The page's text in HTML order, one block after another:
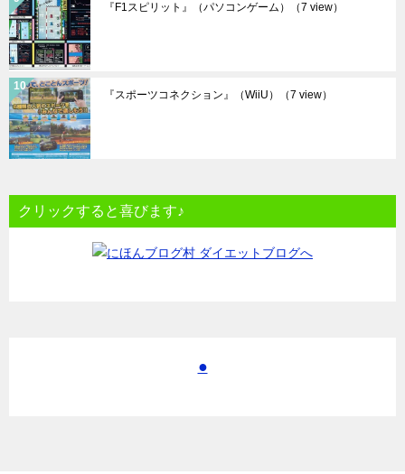
『F1スピリット』（パソコンゲーム） （7 view）
『スポーツコネクション』（WiiU） （7 view）
クリックすると喜びます♪
●